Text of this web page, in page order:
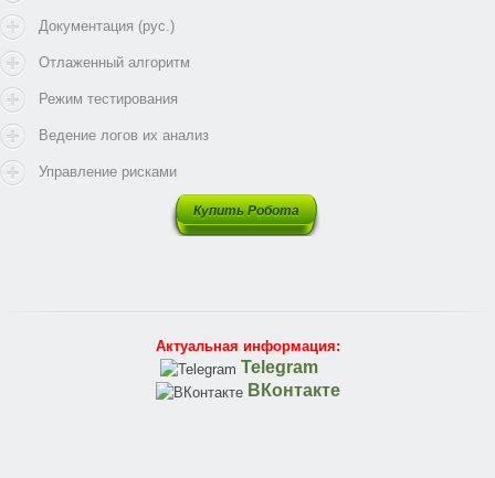
Документация (рус.)
Отлаженный алгоритм
Режим тестирования
Ведение логов их анализ
Управление рисками
Купить Робота
Актуальная информация:
Telegram
ВКонтакте